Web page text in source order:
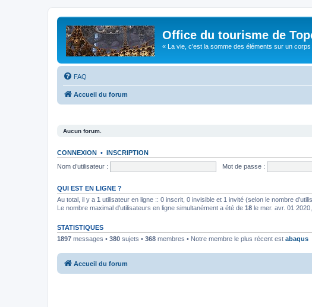
Office du tourisme de
« La vie, c'est la somme des éléments sur un
FAQ
Accueil du forum
Aucun forum.
CONNEXION • INSCRIPTION
Nom d’utilisateur :
Mot de passe :
QUI EST EN LIGNE ?
Au total, il y a 1 utilisateur en ligne :: 0 inscrit, 0 invisible et 1 invité (selon le nombre
Le nombre maximal d’utilisateurs en ligne simultanément a été de 18 le mer. avr. 01
STATISTIQUES
1897 messages • 380 sujets • 368 membres • Notre membre le plus récent est abaqus
Accueil du forum